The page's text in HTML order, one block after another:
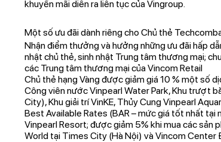
khuyến mãi diễn ra liên tục của Vingroup.
Một số ưu đãi dành riêng cho Chủ thẻ
Nhận điểm thưởng và hưởng những ưu đãi hấp
nhật chủ thẻ, sinh nhật Trung tâm thương mại;
các Trung tâm thương mại của Vincom Retail
Chủ thẻ hạng Vàng được giảm giá 10 % một số
Công viên nước Vinpearl Water Park, Khu trượt
City), Khu giải trí VinKE, Thủy Cung Vinpearl
Best Available Rates (BAR – mức giá tốt nhất
Vinpearl Resort; được giảm 5% khi mua các sản
World tại Times City (Hà Nội) và Vincom Center